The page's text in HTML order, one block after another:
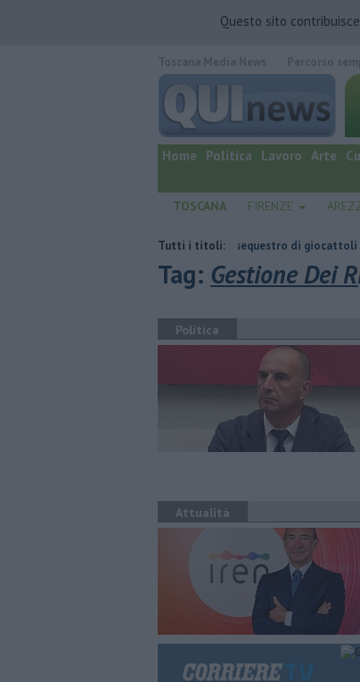
Questo sito
quotidiano online.
Home Politica Lavoro Arte
TOSCANA FIRENZE
Tutti i titoli:
Marchi contraffatti, maxi sequestro di giocattoli Incendio
Tag: Gestione Dei
Politica
Attualità